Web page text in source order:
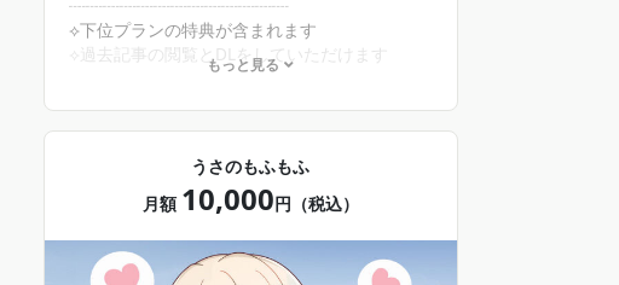
┈┈┈┈┈┈┈┈┈┈┈┈┈
⟡下位プランの特典が含まれます
⟡過去記事の閲覧とDLをしていただけます
⟡6カ月加入特典(希望者のみ・申告制)
別に、約100円と送料がかかります
☆申告制です、合計6カ月目のお支払いをして
☆こちらは2026年2月加入分より計算します、
それ以前の加入分は含まれません
もっと見る
うさのもふもふ
月額 10,000円（税込）